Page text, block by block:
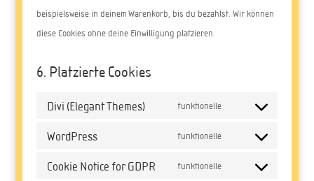
beispielsweise in deinem Warenkorb, bis du bezahlst. Wir können
diese Cookies ohne deine Einwilligung platzieren.
6. Platzierte Cookies
Divi (Elegant Themes) funktionelle
Consent
WordPress funktionelle
Consent
Cookie Notice for GDPR funktionelle
Consent